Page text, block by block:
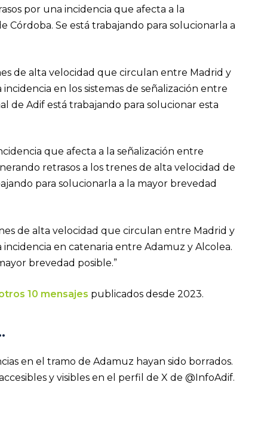
por una incidencia que afecta a la
Córdoba. Se está trabajando para solucionarla a
de alta velocidad que circulan entre Madrid y
en los sistemas de señalización entre
de Adif está trabajando para solucionar esta
que afecta a la señalización entre
retrasos a los trenes de alta velocidad de
para solucionarla a la mayor brevedad
de alta velocidad que circulan entre Madrid y
en catenaria entre Adamuz y Alcolea.
brevedad posible.”
10 mensajes publicados desde 2023.
en el tramo de Adamuz hayan sido borrados.
y visibles en el perfil de X de @InfoAdif.